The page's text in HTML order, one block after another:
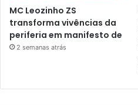
MC Leozinho ZS
transforma vivências da
periferia em manifesto de
2 semanas atrás